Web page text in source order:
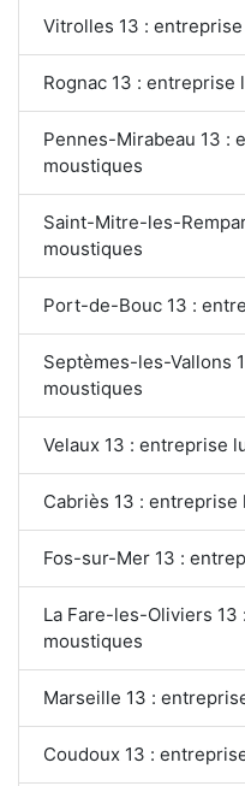
Vitrolles 13 :
Rognac 13 :
Pennes-Mirabeau 13 :
moustiques
Saint-Mitre-les-
moustiques
Port-de-Bouc 13 :
Septèmes-les-Vallons
moustiques
Velaux 13 : entreprise
Cabriès 13 :
Fos-sur-Mer 13 :
La Fare-les-Oliviers
moustiques
Marseille 13 :
Coudoux 13 :